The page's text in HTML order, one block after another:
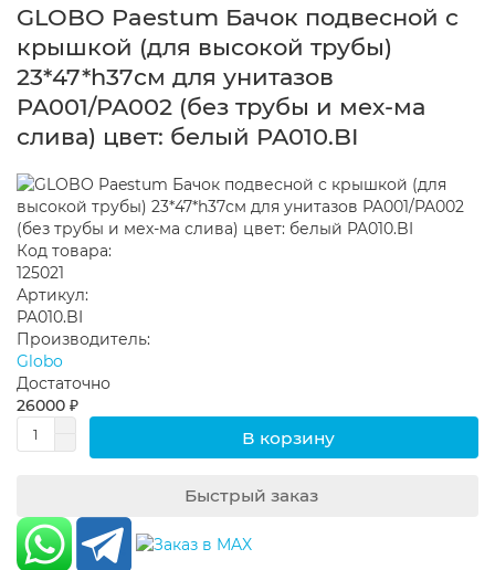
GLOBO Paestum Бачок подвесной с
крышкой (для высокой трубы)
23*47*h37см для унитазов
PA001/PA002 (без трубы и мех-ма
слива) цвет: белый PA010.BI
Код товара:
125021
Артикул:
PA010.BI
Производитель:
Globo
Достаточно
26000 ₽
В корзину
Быстрый заказ